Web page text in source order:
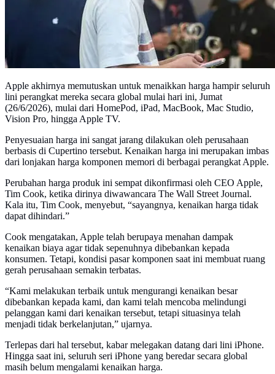
Apple akhirnya memutuskan untuk menaikkan harga hampir seluruh
lini perangkat mereka secara global mulai hari ini, Jumat
(26/6/2026), mulai dari HomePod, iPad, MacBook, Mac Studio,
Vision Pro, hingga Apple TV.
Penyesuaian harga ini sangat jarang dilakukan oleh perusahaan
berbasis di Cupertino tersebut. Kenaikan harga ini merupakan imbas
dari lonjakan harga komponen memori di berbagai perangkat Apple.
Perubahan harga produk ini sempat dikonfirmasi oleh CEO Apple,
Tim Cook, ketika dirinya diwawancara The Wall Street Journal.
Kala itu, Tim Cook, menyebut, “sayangnya, kenaikan harga tidak
dapat dihindari.”
Cook mengatakan, Apple telah berupaya menahan dampak
kenaikan biaya agar tidak sepenuhnya dibebankan kepada
konsumen. Tetapi, kondisi pasar komponen saat ini membuat ruang
gerah perusahaan semakin terbatas.
“Kami melakukan terbaik untuk mengurangi kenaikan besar
dibebankan kepada kami, dan kami telah mencoba melindungi
pelanggan kami dari kenaikan tersebut, tetapi situasinya telah
menjadi tidak berkelanjutan,” ujarnya.
Terlepas dari hal tersebut, kabar melegakan datang dari lini iPhone.
Hingga saat ini, seluruh seri iPhone yang beredar secara global
masih belum mengalami kenaikan harga.